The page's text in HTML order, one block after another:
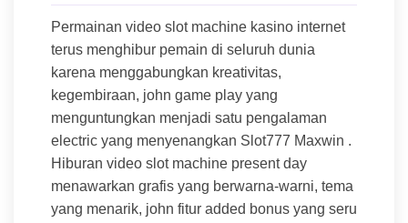
Permainan video slot machine kasino internet
terus menghibur pemain di seluruh dunia
karena menggabungkan kreativitas,
kegembiraan, john game play yang
menguntungkan menjadi satu pengalaman
electric yang menyenangkan Slot777 Maxwin .
Hiburan video slot machine present day
menawarkan grafis yang berwarna-warni, tema
yang menarik, john fitur added bonus yang seru